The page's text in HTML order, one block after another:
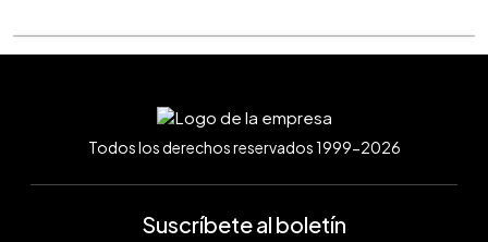
Todos los derechos reservados 1999-2026
Suscríbete al boletín